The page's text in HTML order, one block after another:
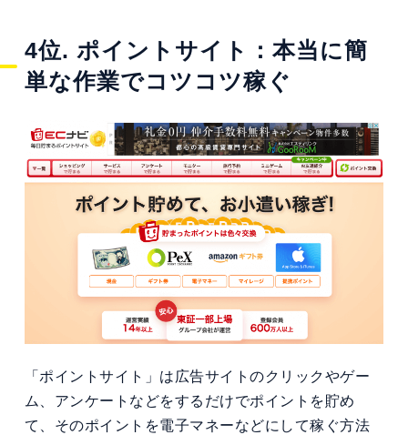
4位. ポイントサイト：本当に簡
単な作業でコツコツ稼ぐ
「ポイントサイト」は広告サイトのクリックやゲー
ム、アンケートなどをするだけでポイントを貯め
て、そのポイントを電子マネーなどにして稼ぐ方法